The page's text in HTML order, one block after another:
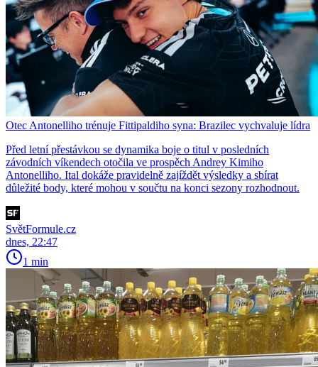
Otec Antonelliho trénuje Fittipaldiho syna: Brazilec vychvaluje lídra
Před letní přestávkou se dynamika boje o titul v posledních
závodních víkendech otočila ve prospěch Andrey Kimiho
Antonelliho. Ital dokáže pravidelně zajíždět výsledky a sbírat
důležité body, které mohou v součtu na konci sezony rozhodnout.
SvětFormule.cz
dnes, 22:47
1 min